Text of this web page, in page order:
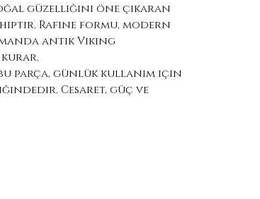
güzelliğini öne çıkaran
Rafine formu, modern
antik Viking
kurar.
parça, günlük kullanım için
Cesaret, güç ve